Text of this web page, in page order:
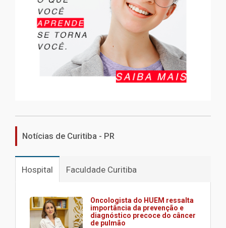
Notícias de Curitiba - PR
Hospital Faculdade Curitiba
Oncologista do HUEM ressalta
importância da prevenção e
diagnóstico precoce do câncer
de pulmão